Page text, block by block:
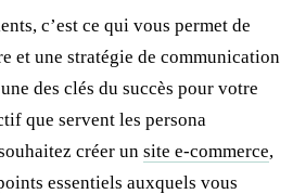
c’est ce qui vous permet de
et une stratégie de communication
des clés du succès pour votre
que servent les persona
créer un site e-commerce,
essentiels auxquels vous